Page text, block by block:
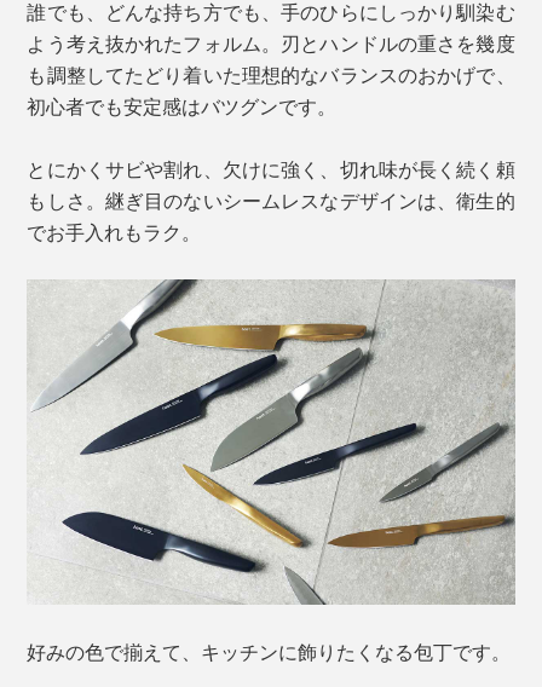
誰でも、どんな持ち方でも、手のひらにしっかり馴染む
よう考え抜かれたフォルム。刃とハンドルの重さを幾度
も調整してたどり着いた理想的なバランスのおかげで、
初心者でも安定感はバツグンです。
とにかくサビや割れ、欠けに強く、切れ味が長く続く頼
もしさ。継ぎ目のないシームレスなデザインは、衛生的
でお手入れもラク。
好みの色で揃えて、キッチンに飾りたくなる包丁です。